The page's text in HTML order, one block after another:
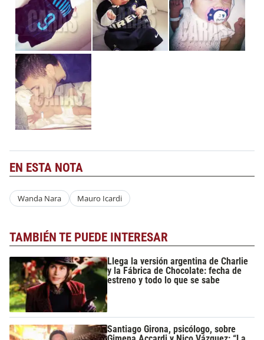
EN ESTA NOTA
Wanda Nara Mauro Icardi
TAMBIÉN TE PUEDE INTERESAR
Llega la versión argentina de Charlie
y la Fábrica de Chocolate: fecha de
estreno y todo lo que se sabe
Santiago Girona, psicólogo, sobre